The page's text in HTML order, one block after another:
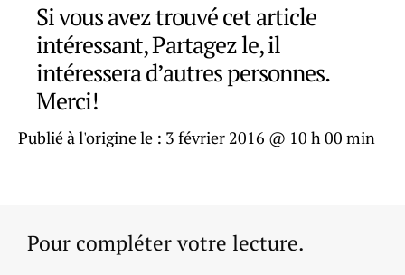
Si vous avez trouvé cet article
intéressant, Partagez le, il
intéressera d’autres personnes.
Merci!
Publié à l'origine le : 3 février 2016 @ 10 h 00 min
Pour compléter votre lecture.